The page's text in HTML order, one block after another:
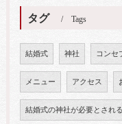
タグ Tags
結婚式 神社 コンセ
メニュー アクセス
結婚式の神社が必要とされ